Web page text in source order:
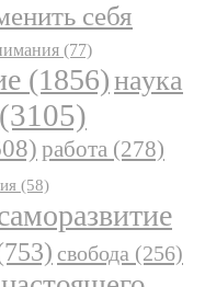
себя
(77)
(1856)наука
(3105)
работа (278)
(58)
свобода (256)